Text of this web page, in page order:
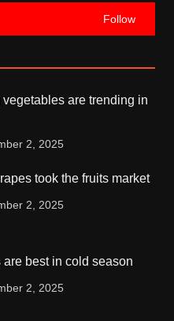
Follow
are trending in
2, 2025
took the fruits market
2, 2025
are best in cold season
2, 2025